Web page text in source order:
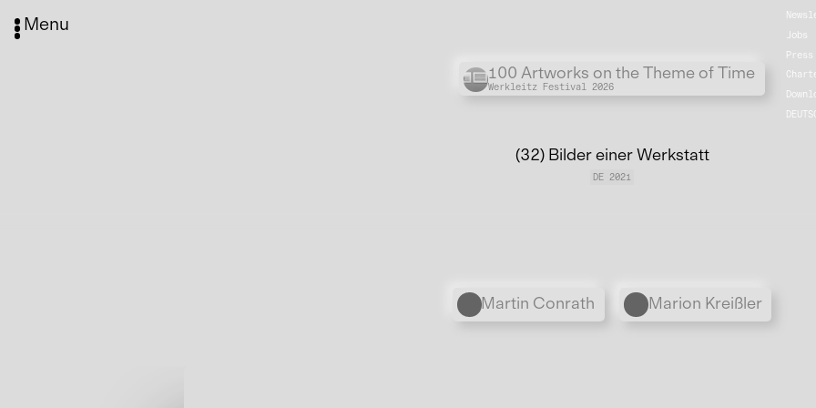
Menu
Jobs
Press
Übergordnete Werke und
100 Artworks on the Theme of Time
Werkleitz Festival 2026
(32) Bilder einer Werkstatt
DE 2021
Personen
Martin Conrath Marion Kreißler